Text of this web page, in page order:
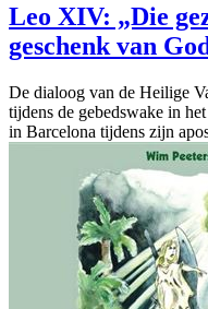
Leo XIV: „Die
geschenk van
De dialoog van de Heilige
tijdens de gebedswake in
in Barcelona tijdens zijn